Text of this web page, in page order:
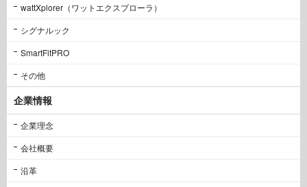
wattXplorer（ワットエクスプローラ）
シグナルック
SmartFitPRO
その他
企業情報
企業理念
会社概要
沿革